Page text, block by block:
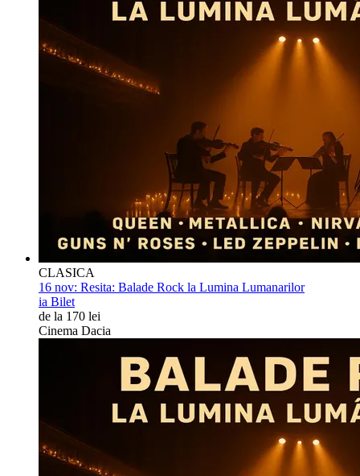
CLASICA
16 nov: Resita: Balade Rock la Lumina Lumanarilor
ia Bilet
de la 170 lei
Cinema Dacia